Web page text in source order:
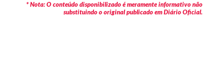
* Nota: O conteúdo disponibilizado é meramente informativo não
substituindo o original publicado em Diário Oficial.